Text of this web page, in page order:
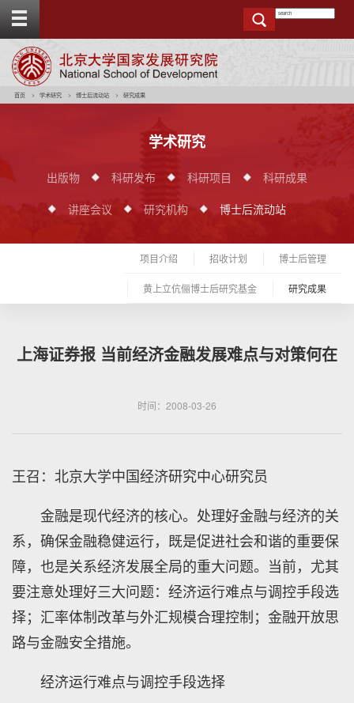
t
首页 学术研究 博士后流动站 研究成果
学术研究
出版物 科研发布 科研项目
科研成果
讲座会议
研究机构 博士后流动站
项目介绍 招收计划 博士后管理
黄上立伉俪博士后研究基金 研究成果
上海证券报 当前经济金融发展难点与对策何在
时间：2008-03-26
王召：北京大学中国经济研究中心研究员
金融是现代经济的核心。处理好金融与经济的关
系，确保金融稳健运行，既是促进社会和谐的重要保
障，也是关系经济发展全局的重大问题。当前，尤其
要注意处理好三大问题：经济运行难点与调控手段选
择；汇率体制改革与外汇规模合理控制；金融开放思
路与金融安全措施。
经济运行难点与调控手段选择